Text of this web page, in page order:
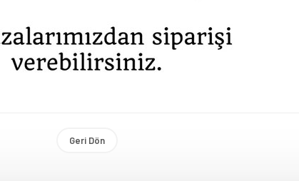
Geri Dön